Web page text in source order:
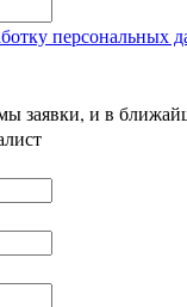
персональных
заявки, и в